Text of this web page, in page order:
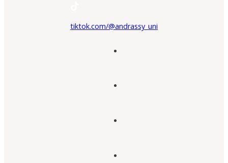
tiktok.com/@andrassy_uni